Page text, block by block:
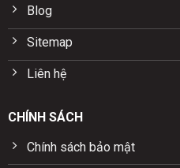
Blog
Sitemap
Liên hệ
CHÍNH SÁCH
Chính sách bảo mật